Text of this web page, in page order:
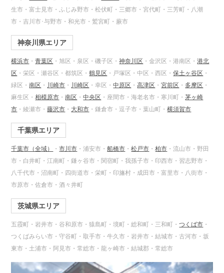
生市・富士見市・ふじみ野市・松伏町・三郷市・宮代町・三芳町・八潮
市・吉川市･与野市・和光市・鷲宮町・蕨市
神奈川県エリア
横浜市 ・青葉区 ・旭区・泉区・磯子区・神奈川区 ・金沢区・港南区・港北
区 ・栄区・瀬谷区・都筑区・鶴見区 ・戸塚区・中区・西区・保土ヶ谷区 ・
緑区・南区 ・ 川崎市 ・ 川崎区 ・幸区・中原区 ・高津区 ・宮前区 ・ 多摩区 ・
麻生区・相模原市 ・南区 ・中央区 ・座間市・海老名市・寒川町・茅ヶ崎
市 ・綾瀬市・藤沢市 ・ 大和市 ・鎌倉市・逗子市・葉山町・横須賀市
千葉県エリア
千葉市（全域） ・市川市 ・浦安市・船橋市 ・松戸市 ・柏市 ・流山市・野田
市・白井町・江南町・鎌ヶ谷市・関宿町・我孫子市・印西市・習志野市・
八千代市・沼南町・四街道市・栄町・印旛村・成田市・富里市・八街市・
市原市・佐倉市・酒々井町
茨城県エリア
五霞町・岩井市・谷和原市・猿島町・境町・総和町・三和町・つくば市 ・
つくばみらい市・守谷町・取手市・牛久市・岩井市・結城市・古河市・坂
東市・土浦市・阿見市・常総市・龍ヶ崎市・結城郡・常総市